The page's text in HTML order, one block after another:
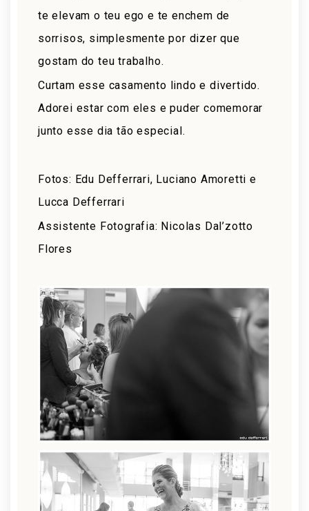
te elevam o teu ego e te enchem de
sorrisos, simplesmente por dizer que
gostam do teu trabalho.
Curtam esse casamento lindo e divertido.
Adorei estar com eles e puder comemorar
junto esse dia tão especial.
Fotos: Edu Defferrari, Luciano Amoretti e
Lucca Defferrari
Assistente Fotografia: Nicolas Dal’zotto
Flores